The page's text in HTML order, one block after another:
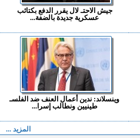
جيش الاحتـ لال يقرر الدفع بكتائب
عسكرية جديدة بالضفة...
وينسلاند: ندين أعمال العنف ضد الفلسـ
طينيين ونطالب إسرا...
المزيد ...